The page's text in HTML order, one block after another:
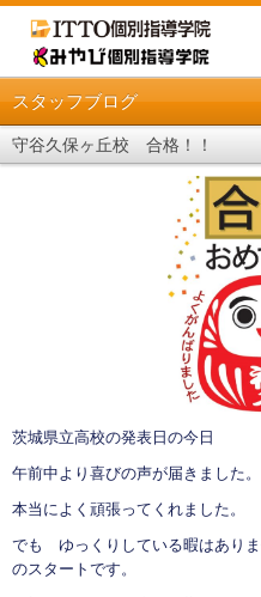
スタッフブログ
守谷久保ヶ丘校 合格！！
茨城県立高校の発表日の今日
午前中より喜びの声が届きました。
本当によく頑張ってくれました。
でも ゆっくりしている暇はあり
のスタートです。